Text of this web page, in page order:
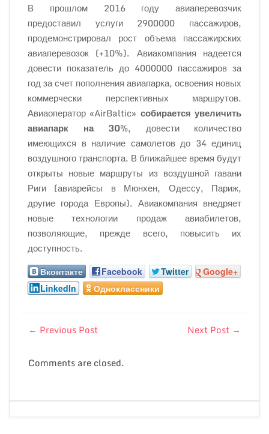
В прошлом 2016 году авиаперевозчик
предоставил услуги 2900000 пассажиров,
продемонстрировал рост объема пассажирских
авиаперевозок (+10%). Авиакомпания надеется
довести показатель до 4000000 пассажиров за
год за счет пополнения авиапарка, освоения новых
коммерчески перспективных маршрутов.
Авиаоператор «AirBaltic» собирается увеличить
авиапарк на 30%, довести количество
имеющихся в наличие самолетов до 34 единиц
воздушного транспорта. В ближайшее время будут
открыты новые маршруты из воздушной гавани
Риги (авиарейсы в Мюнхен, Одессу, Париж,
другие города Европы). Авиакомпания внедряет
новые технологии продаж авиабилетов,
позволяющие, прежде всего, повысить их
доступность.
Вконтакте Facebook Twitter
Google+
LinkedIn
Одноклассники
← Previous Post Next Post →
Comments are closed.